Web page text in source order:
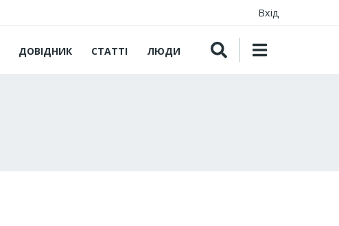
Вхід
ДОВІДНИК СТАТТІ ЛЮДИ